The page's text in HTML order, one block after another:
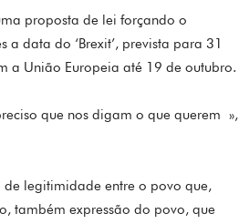
proposta de lei forçando o
data do ‘Brexit’, prevista para 31
a União Europeia até 19 de outubro.
que nos digam o que querem »,
legitimidade entre o povo que,
também expressão do povo, que